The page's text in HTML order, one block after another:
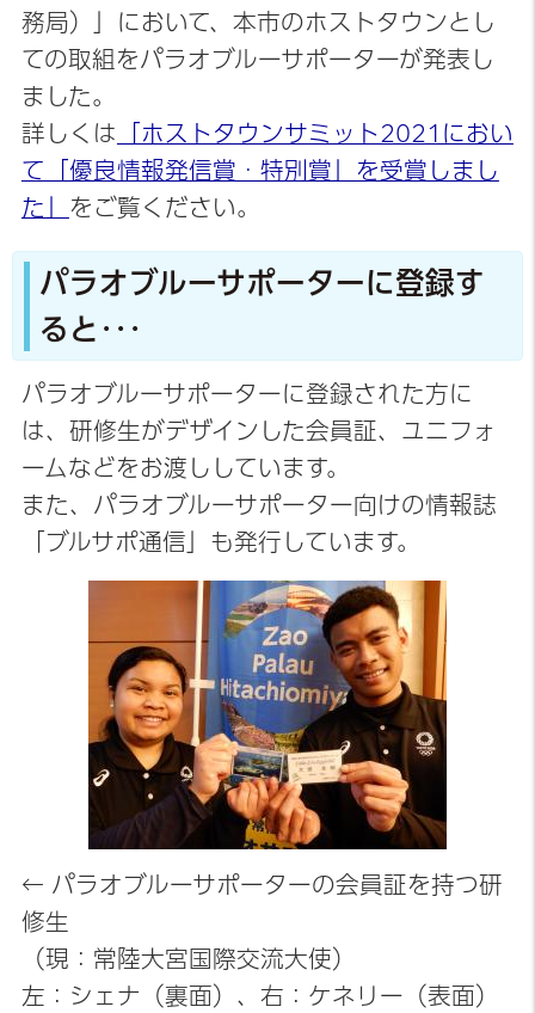
務局）」において、本市のホストタウンとし
ての取組をパラオブルーサポーターが発表し
ました。
詳しくは
「ホストタウンサミット2021におい
て「優良情報発信賞・特別賞」を受賞しまし
た」
をご覧ください。
パラオブルーサポーターに登録す
ると･･･
パラオブルーサポーターに登録された方に
は、研修生がデザインした会員証、ユニフォ
ームなどをお渡ししています。
また、パラオブルーサポーター向けの情報誌
「ブルサポ通信」も発行しています。
← パラオブルーサポーターの会員証を持つ研
修生
（現：常陸大宮国際交流大使）
左：シェナ（裏面）、右：ケネリー（表面）